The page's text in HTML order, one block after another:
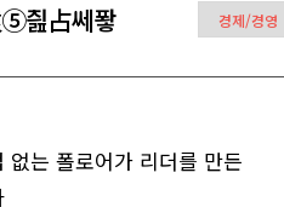
즲占쎄퐣
없는 폴로어가 리더를 만든